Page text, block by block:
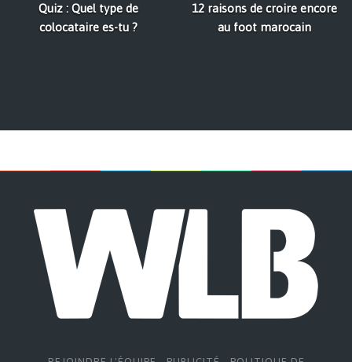
Quiz : Quel type de
colocataire es-tu ?
12 raisons de croire encore
au foot marocain